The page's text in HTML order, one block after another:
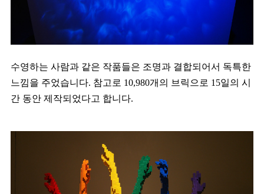
수영하는 사람과 같은 작품들은 조명과 결합되어서 독특한
느낌을 주었습니다. 참고로 10,980개의 브릭으로 15일의 시
간 동안 제작되었다고 합니다.